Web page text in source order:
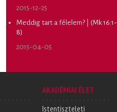
2015-12-25
Meddig tart a félelem? | (Mk 16:1-
8)
2015-04-05
AKADÉMIAI ÉLET
Istentiszteleti